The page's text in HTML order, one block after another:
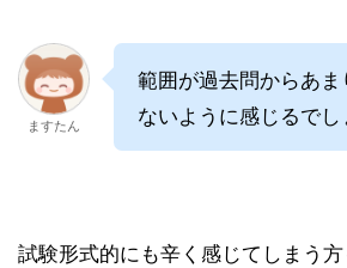
ますたん
範囲が過去問からあ
ないように感じるで
試験形式的にも辛く感じてしまう方